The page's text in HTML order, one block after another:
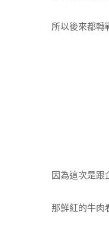
所以後來都轉
因為這次是跟
那鮮紅的牛肉